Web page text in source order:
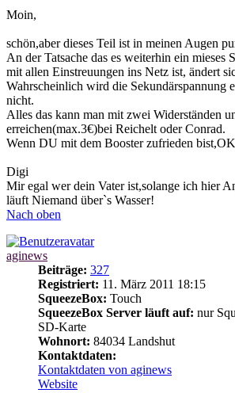
Moin,
schön,aber dieses Teil ist in meinen Augen
An der Tatsache das es weiterhin ein mieses
mit allen Einstreuungen ins Netz ist, ändert
Wahrscheinlich wird die Sekundärspannung
nicht.
Alles das kann man mit zwei Widerständen
erreichen(max.3€)bei Reichelt oder Conrad.
Wenn DU mit dem Booster zufrieden
Digi
Mir egal wer dein Vater ist,solange ich hier
läuft Niemand über`s Wasser!
Nach oben
aginews
Beiträge: 327
Registriert: 11. März 2011 18:15
SqueezeBox: Touch
SqueezeBox Server läuft auf: nur
SD-Karte
Wohnort: 84034 Landshut
Kontaktdaten:
Kontaktdaten von aginews
Website